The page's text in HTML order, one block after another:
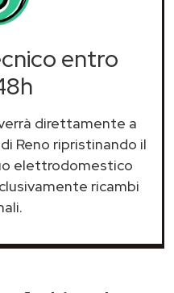
entro
direttamente a
Reno ripristinando il
elettrodomestico
ricambi